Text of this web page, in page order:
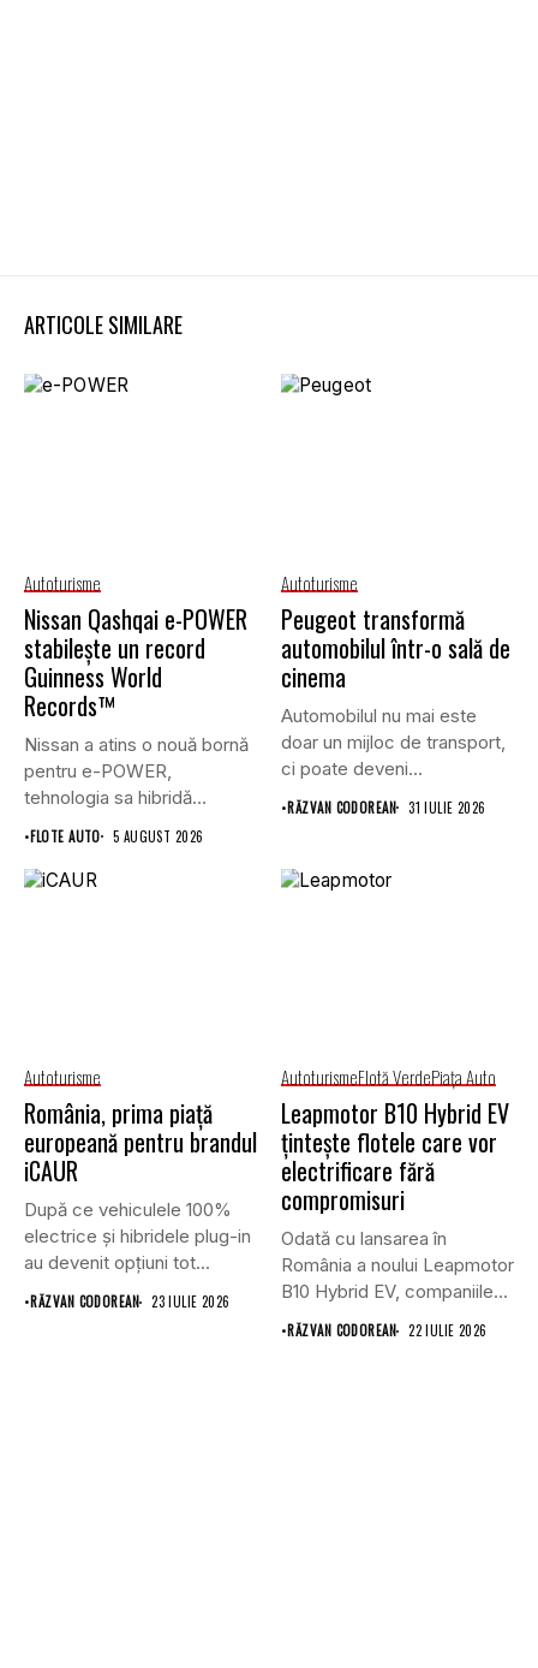
ARTICOLE SIMILARE
Autoturisme
Nissan Qashqai e-POWER
stabilește un record
Guinness World
Records™
Nissan a atins o nouă bornă
pentru e-POWER,
tehnologia sa hibridă
unică,...
•FLOTE AUTO 5 AUGUST 2026
Autoturisme
Peugeot transformă
automobilul într-o sală de
cinema
Automobilul nu mai este
doar un mijloc de transport,
ci poate deveni...
•RĂZVAN CODOREAN 31 IULIE 2026
Autoturisme
România, prima piață
europeană pentru brandul
iCAUR
După ce vehiculele 100%
electrice și hibridele plug-in
au devenit opțiuni tot...
•RĂZVAN CODOREAN 23 IULIE 2026
AutoturismeFlotă VerdePiaţa Auto
Leapmotor B10 Hybrid EV
țintește flotele care vor
electrificare fără
compromisuri
Odată cu lansarea în
România a noului Leapmotor
B10 Hybrid EV, companiile...
•RĂZVAN CODOREAN 22 IULIE 2026